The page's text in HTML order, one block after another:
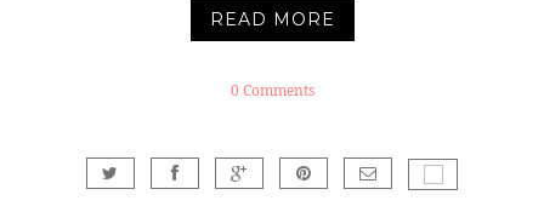
READ MORE
0 Comments